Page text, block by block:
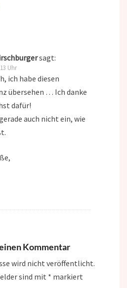
sagt:
Uhr
ich habe diesen
übersehen … Ich danke
dafür!
auch nicht ein, wie
Kommentar
wird nicht veröffentlicht.
sind mit * markiert